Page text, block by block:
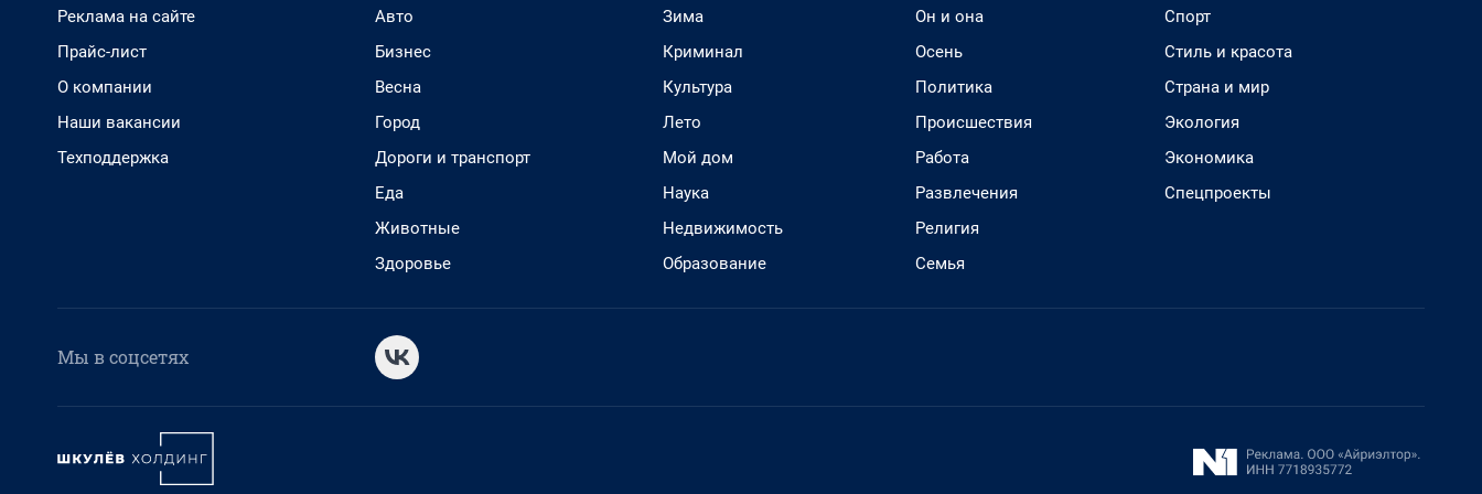
Реклама на сайте
Прайс-лист
О компании
Наши вакансии
Техподдержка
Авто
Бизнес
Весна
Город
Дороги и транспорт
Еда
Животные
Здоровье
Зима
Криминал
Культура
Лето
Мой дом
Наука
Недвижимость
Образование
Он и она
Осень
Политика
Происшествия
Работа
Развлечения
Религия
Семья
Спорт
Стиль и красота
Страна и мир
Экология
Экономика
Спецпроекты
Мы в соцсетях